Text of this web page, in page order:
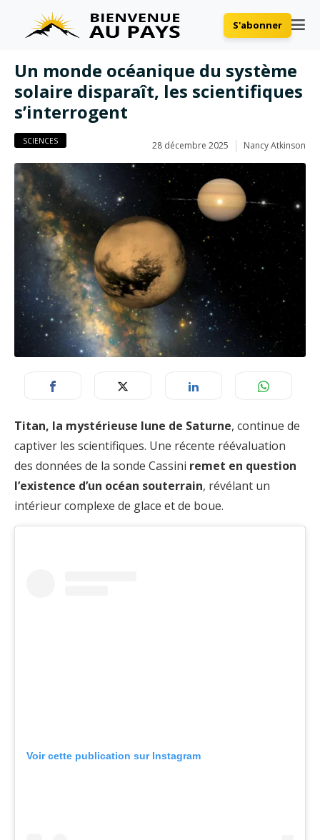
S'abonner
Un monde océanique du système
solaire disparaît, les scientifiques
s’interrogent
SCIENCES 28 décembre 2025 Nancy Atkinson
Titan, la mystérieuse lune de Saturne, continue de
captiver les scientifiques. Une récente réévaluation
des données de la sonde Cassini remet en question
l’existence d’un océan souterrain, révélant un
intérieur complexe de glace et de boue.
Voir cette publication sur Instagram